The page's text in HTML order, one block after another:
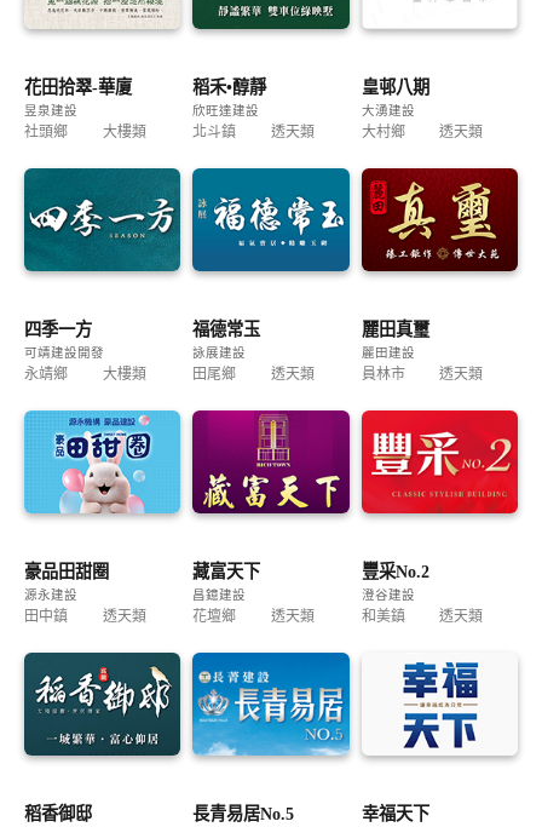
花田拾翠-華廈
昱泉建設
社頭鄉 大樓類
稻禾•醇靜
欣旺達建設
北斗鎮 透天類
皇邨八期
大湧建設
大村鄉 透天類
四季一方
可靖建設開發
永靖鄉 大樓類
福德常玉
詠展建設
田尾鄉 透天類
麗田真璽
麗田建設
員林市 透天類
豪品田甜圈
源永建設
田中鎮 透天類
藏富天下
昌鐿建設
花壇鄉 透天類
豐采No.2
澄谷建設
和美鎮 透天類
稻香御邸 長青易居No.5 幸福天下